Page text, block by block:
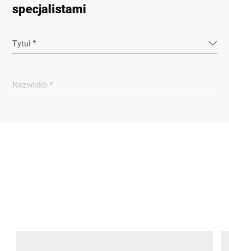
specjalistami
Tytuł *
Nazwisko *